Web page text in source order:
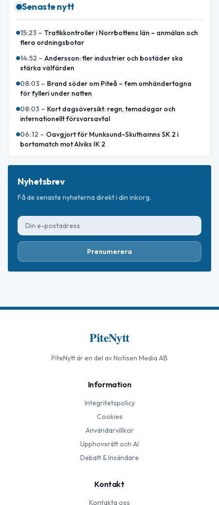
Senaste nytt
15:23 – Trafikkontroller i Norrbottens län – anmälan och
flera ordningsbotar
14:52 – Andersson: fler industrier och bostäder ska
stärka välfärden
08:03 – Brand söder om Piteå – fem omhändertagna
för fylleri under natten
08:03 – Kort dagsöversikt: regn, temadagar och
internationellt försvarsavtal
06:12 – Oavgjort för Munksund-Skuthamns SK 2 i
bortamatch mot Alviks IK 2
Nyhetsbrev
Få de senaste nyheterna direkt i din inkorg.
Prenumerera
PiteNytt
PiteNyttär en del av Notisen Media AB
Information
Integritetspolicy
Cookies
Användarvillkor
Upphovsrätt och AI
Debatt & Insändare
Kontakt
Kontakta oss